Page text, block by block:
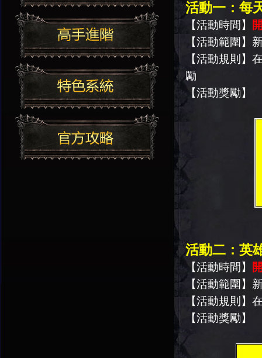
活動一：每
【活動時間】
【活動範圍】
【活動規則】
勵
【活動獎勵】
活動二：英
【活動時間】
【活動範圍】
【活動規則】
【活動獎勵】